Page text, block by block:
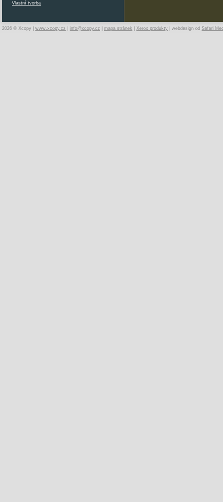
Vlastní tvorba
2026 © Xcopy | www.xcopy.cz info@xcopy.cz mapa stránek Xerox produkty | webdesign od Safari